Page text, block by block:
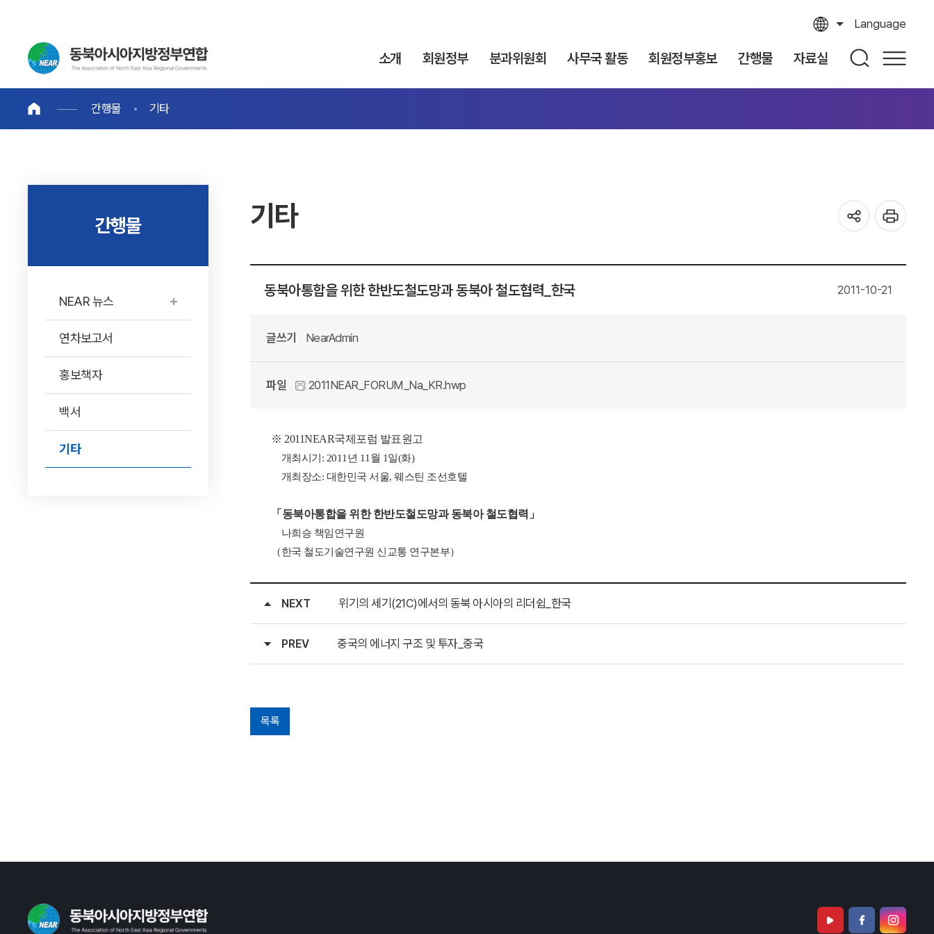
Language
소개 회원정부 분과위원회 사무국 활동 회원정부홍보 간행물 자료실
간행물 기타
간행물
NEAR 뉴스
연차보고서
홍보책자
백서
기타
기타
동북아통합을 위한 한반도철도망과 동북아 철도협력_한국 2011-10-21
글쓰기 NearAdmin
파일 2011NEAR_FORUM_Na_KR.hwp
※ 2011NEAR국제포럼 발표원고
개최시기: 2011년 11월 1일(화)
개최장소: 대한민국 서울, 웨스틴 조선호텔
「동북아통합을 위한 한반도철도망과 동북아 철도협력」
나희승 책임연구원
（한국 철도기술연구원 신교통 연구본부）
NEXT 위기의 세기(21C)에서의 동북 아시아의 리더쉽_한국
PREV 중국의 에너지 구조 및 투자_중국
목록